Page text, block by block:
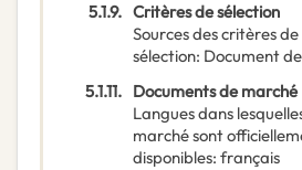
5.1.9. Critères de sélection
Sources des critères de
sélection: Document
5.1.11. Documents de marché
Langues dans
marché sont
disponibles: français